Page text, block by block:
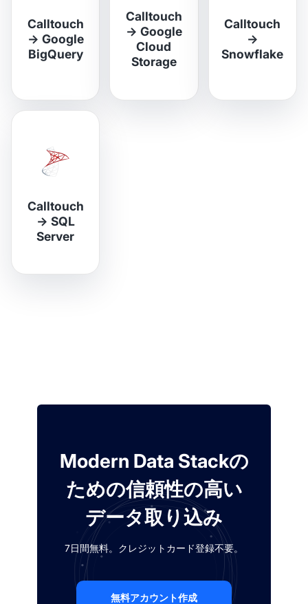
Calltouch
→ Google
BigQuery
Calltouch
→ Google
Cloud
Storage
Calltouch
→
Snowflake
Calltouch
→ SQL
Server
Modern Data Stackの
ための信頼性の高い
データ取り込み
7日間無料。クレジットカード登録不要。
無料アカウント作成